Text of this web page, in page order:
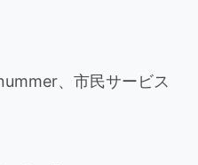
、市民サービス